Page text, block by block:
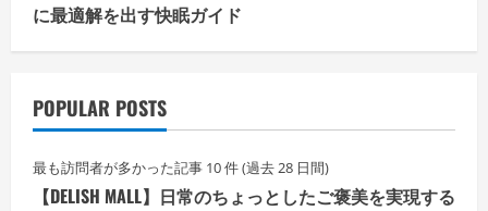
に最適解を出す快眠ガイド
POPULAR POSTS
最も訪問者が多かった記事 10 件 (過去 28 日間)
【DELISH MALL】日常のちょっとしたご褒美を実現する